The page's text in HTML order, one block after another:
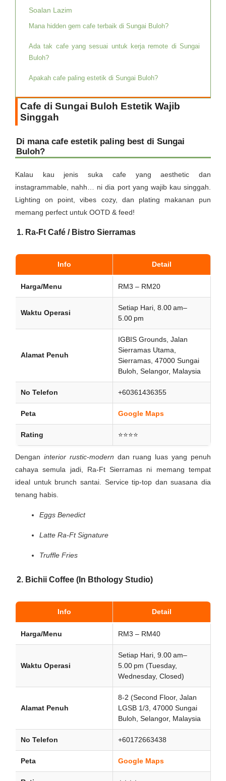
Soalan Lazim
Mana hidden gem cafe terbaik di Sungai Buloh?
Ada tak cafe yang sesuai untuk kerja remote di Sungai
Buloh?
Apakah cafe paling estetik di Sungai Buloh?
Cafe di Sungai Buloh Estetik Wajib
Singgah
Di mana cafe estetik paling best di Sungai
Buloh?
Kalau kau jenis suka cafe yang aesthetic dan
instagrammable, nahh… ni dia port yang wajib kau singgah.
Lighting on point, vibes cozy, dan plating makanan pun
memang perfect untuk OOTD & feed!
1. Ra-Ft Café / Bistro Sierramas
Info Detail
Harga/Menu RM3 – RM20
Waktu Operasi
Setiap Hari, 8.00 am–
5.00 pm
Alamat Penuh
IGBIS Grounds, Jalan
Sierramas Utama,
Sierramas, 47000 Sungai
Buloh, Selangor, Malaysia
No Telefon +60361436355
Peta Google Maps
Rating ⭐⭐⭐⭐
Dengan interior rustic-modern dan ruang luas yang penuh
cahaya semula jadi, Ra-Ft Sierramas ni memang tempat
ideal untuk brunch santai. Service tip-top dan suasana dia
tenang habis.
Eggs Benedict
Latte Ra-Ft Signature
Truffle Fries
2. Bichii Coffee (In Bthology Studio)
Info Detail
Harga/Menu RM3 – RM40
Waktu Operasi
Setiap Hari, 9.00 am–
5.00 pm (Tuesday,
Wednesday, Closed)
Alamat Penuh
8-2 (Second Floor, Jalan
LGSB 1/3, 47000 Sungai
Buloh, Selangor, Malaysia
No Telefon +60172663438
Peta Google Maps